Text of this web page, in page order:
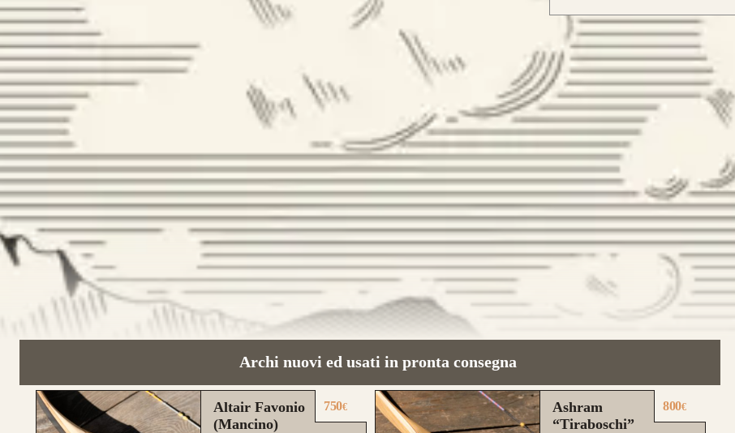
Guarda alcuni degli archi già realizzati su misura
Archi nuovi ed usati in pronta consegna
Altair Favonio
(Mancino)
750€
Ashram
“Tiraboschi”
800€